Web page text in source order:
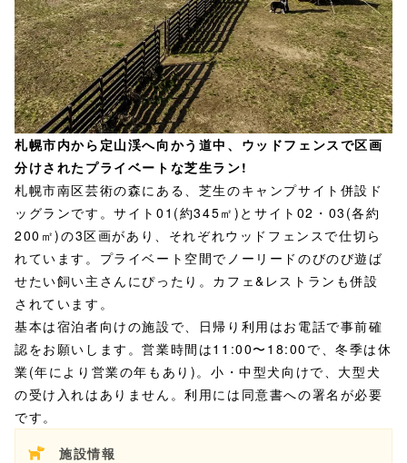
札幌市内から定山渓へ向かう道中、ウッドフェンスで区画
分けされたプライベートな芝生ラン!
札幌市南区芸術の森にある、芝生のキャンプサイト併設ド
ッグランです。サイト01(約345㎡)とサイト02・03(各約
200㎡)の3区画があり、それぞれウッドフェンスで仕切ら
れています。プライベート空間でノーリードのびのび遊ば
せたい飼い主さんにぴったり。カフェ&レストランも併設
されています。
基本は宿泊者向けの施設で、日帰り利用はお電話で事前確
認をお願いします。営業時間は11:00〜18:00で、冬季は休
業(年により営業の年もあり)。小・中型犬向けで、大型犬
の受け入れはありません。利用には同意書への署名が必要
です。
施設情報